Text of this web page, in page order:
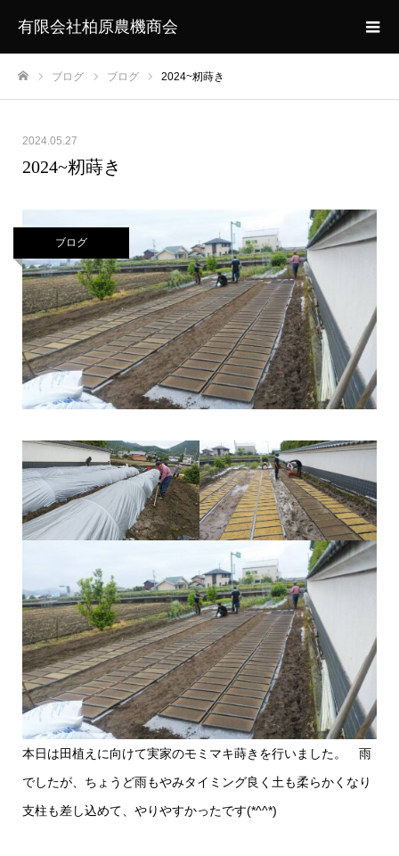
有限会社柏原農機商会
ブログ ブログ 2024~籾蒔き
2024.05.27
2024~籾蒔き
ブログ
本日は田植えに向けて実家のモミマキ蒔きを行いました。 雨
でしたが、ちょうど雨もやみタイミング良く土も柔らかくなり
支柱も差し込めて、やりやすかったです(*^^*)